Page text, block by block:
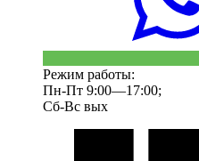
Режим работы:
Пн-Пт 9:00—17:00;
Сб-Вс вых